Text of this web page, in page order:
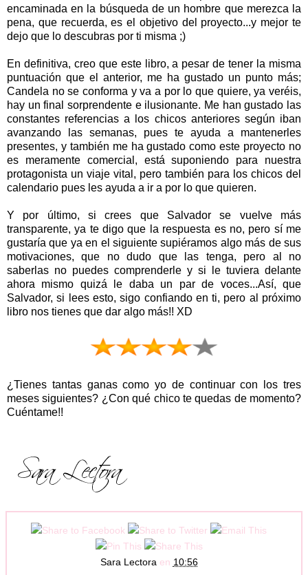
encaminada en la búsqueda de un hombre que merezca la
pena, que recuerda, es el objetivo del proyecto...y mejor te
dejo que lo descubras por ti misma ;)
En definitiva, creo que este libro, a pesar de tener la misma
puntuación que el anterior, me ha gustado un punto más;
Candela no se conforma y va a por lo que quiere, ya veréis,
hay un final sorprendente e ilusionante. Me han gustado las
constantes referencias a los chicos anteriores según iban
avanzando las semanas, pues te ayuda a mantenerl es
presentes, y también me ha gustado como este proyecto no
es meramente comercial, está suponiendo para nuestra
protagonista un viaje vital, pero también para los chicos del
calendario pues les ayuda a ir a por lo que quieren.
Y por último, si crees que Salvador se vuelve más
transparente, ya te digo que la respuesta es no, pero sí me
gustaría que ya en el siguiente supiéramos algo más de sus
motivaciones, que no dudo que las tenga, pero al no
saberlas no puedes comprenderle y si le tuviera delante
ahora mismo quizá le daba un par de voces...Así, que
Salvador, si lees esto, sigo confiando en ti, pero al próximo
libro nos tienes que dar algo más!! XD
¿Tienes tantas ganas como yo de continuar con los tres
meses siguientes? ¿Con qué chico te quedas de momento?
Cuéntame!!
Sara Lectora en 10:56